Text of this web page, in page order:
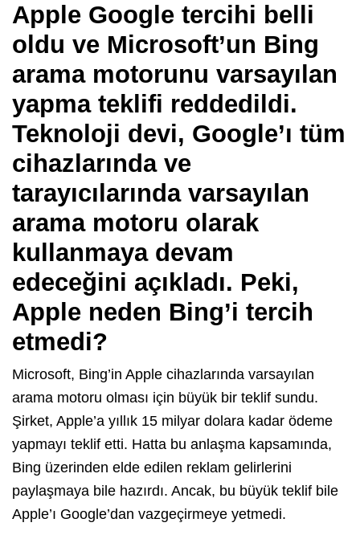
Apple Google tercihi belli
oldu ve Microsoft’un Bing
arama motorunu varsayılan
yapma teklifi reddedildi.
Teknoloji devi, Google’ı tüm
cihazlarında ve
tarayıcılarında varsayılan
arama motoru olarak
kullanmaya devam
edeceğini açıkladı. Peki,
Apple neden Bing’i tercih
etmedi?
Microsoft, Bing’in Apple cihazlarında varsayılan
arama motoru olması için büyük bir teklif sundu.
Şirket, Apple’a yıllık 15 milyar dolara kadar ödeme
yapmayı teklif etti. Hatta bu anlaşma kapsamında,
Bing üzerinden elde edilen reklam gelirlerini
paylaşmaya bile hazırdı. Ancak, bu büyük teklif bile
Apple’ı Google’dan vazgeçirmeye yetmedi.